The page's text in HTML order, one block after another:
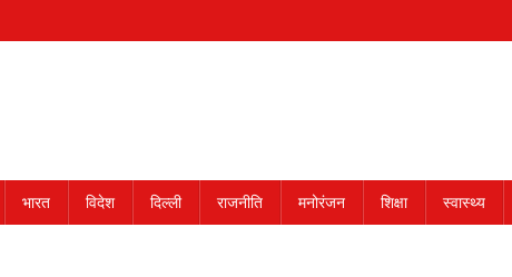
भारत विदेश दिल्ली राजनीति मनोरंजन शिक्षा स्वास्थ्य